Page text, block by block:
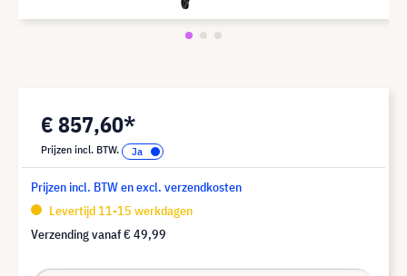
€ 857,60*
Prijzen incl. BTW.
Prijzen incl. BTW en excl. verzendkosten
Levertijd 11-15 werkdagen
Verzending vanaf€ 49,99